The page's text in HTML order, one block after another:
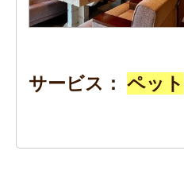
サービス ペット